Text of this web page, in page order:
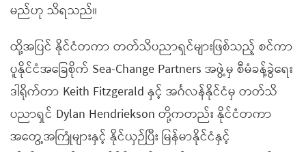
မည်ဟု သိရသည်။
ထို့အပြင် နိုင်ငံတကာ တတ်သိပညာရှင်များဖြစ်သည့် စင်ကာ
ပူနိုင်ငံအခြေစိုက် Sea-Change Partners အဖွဲ့မှ စီမံခန့်ခွဲရေး
ဒါရိုက်တာ Keith Fitzgerald နှင့် အင်္ဂလန်နိုင်ငံမှ တတ်သိ
ပညာရှင် Dylan Hendriekson တို့ကတည်း နိုင်ငံတကာ
အတွေ့အကြုံများနှင့် နိုင်ယှဉ်ပြီး မြန်မာနိုင်ငံနှင့်